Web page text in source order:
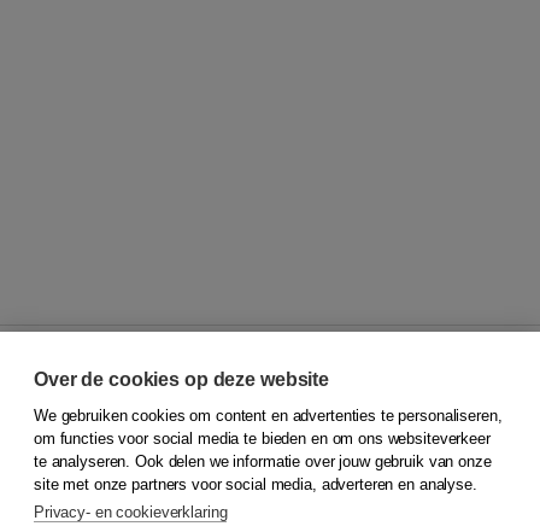
© 2026Koninklijke Boom uitgevers
Klantenservice
Service & informatie
Contact
Over de cookies op deze website
We gebruiken cookies om content en advertenties te personaliseren,
om functies voor social media te bieden en om ons websiteverkeer
te analyseren. Ook delen we informatie over jouw gebruik van onze
site met onze partners voor social media, adverteren en analyse.
Privacy- en cookieverklaring